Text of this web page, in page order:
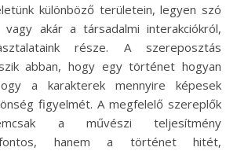
különböző területein, legyen szó
vagy akár a társadalmi interakciókról,
része. A szereposztás
abban, hogy egy történet hogyan
a karakterek mennyire képesek
figyelmét. A megfelelő szereplők
a művészi teljesítmény
fontos, hanem a történet hitét,